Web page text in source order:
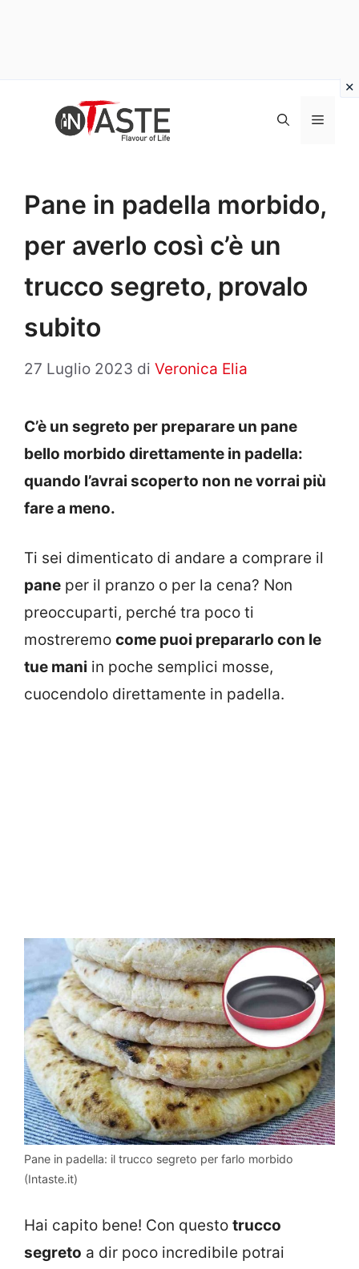
Menu
Pane in padella morbido,
per averlo così c’è un
trucco segreto, provalo
subito
27 Luglio 2023 di Veronica Elia
C’è un segreto per preparare un pane
bello morbido direttamente in padella:
quando l’avrai scoperto non ne vorrai più
fare a meno.
Ti sei dimenticato di andare a comprare il
pane per il pranzo o per la cena? Non
preoccuparti, perché tra poco ti
mostreremo come puoi prepararlo con le
tue mani in poche semplici mosse,
cuocendolo direttamente in padella.
Pane in padella: il trucco segreto per farlo morbido
(Intaste.it)
Hai capito bene! Con questo trucco
segreto a dir poco incredibile potrai